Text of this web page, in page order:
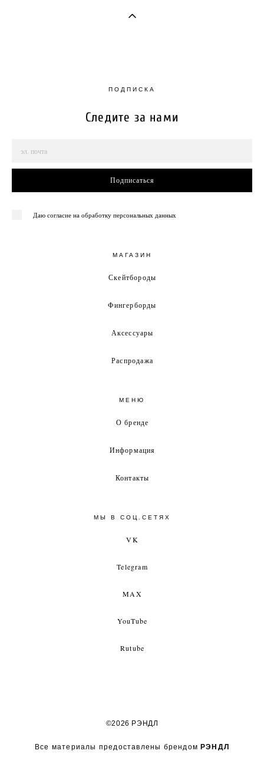
ПОДПИСКА
Следите за нами
Подписаться
Даю согласие на обработку персональных данных
МАГАЗИН
Скейтбороды
Фингерборды
Аксессуары
Распродажа
МЕНЮ
О бренде
Информация
Контакты
МЫ В СОЦ.СЕТЯХ
VK
Telegram
MAX
YouTube
Rutube
©2026 РЭНДЛ
Все материалы предоставлены брендомРЭНДЛ